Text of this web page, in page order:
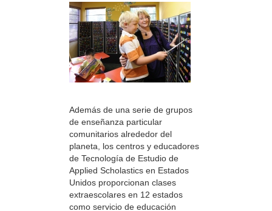
Además de una serie de grupos
de enseñanza particular
comunitarios alrededor del
planeta, los centros y educadores
de Tecnología de Estudio de
Applied Scholastics en Estados
Unidos proporcionan clases
extraescolares en 12 estados
como servicio de educación